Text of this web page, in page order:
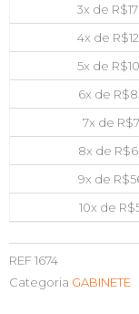
3x de R$
4x de R$
5x de R$
6x de R$
7x de R$
8x de R$
9x de R$
10x de R$
REF1674
Categoria GABINETE